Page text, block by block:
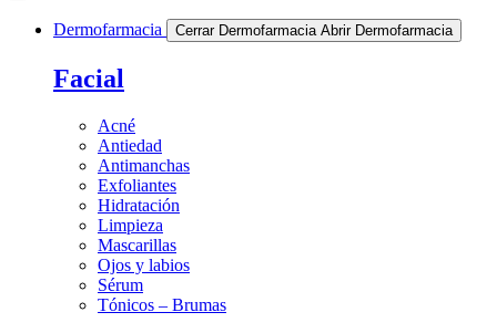
Dermofarmacia Cerrar Dermofarmacia Abrir Dermofarmacia
Facial
Acné
Antiedad
Antimanchas
Exfoliantes
Hidratación
Limpieza
Mascarillas
Ojos y labios
Sérum
Tónicos – Brumas